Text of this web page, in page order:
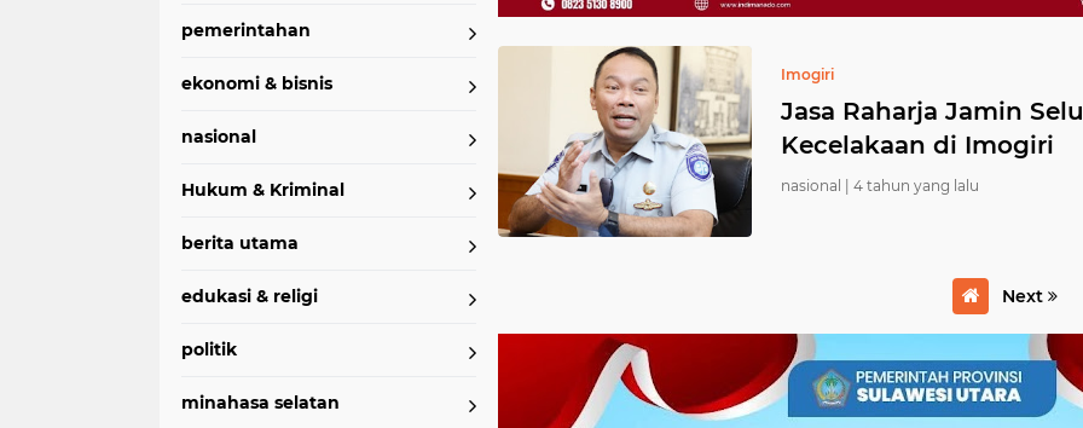
pemerintahan
ekonomi & bisnis
nasional
Hukum & Kriminal
berita utama
edukasi & religi
politik
minahasa selatan
Imogiri
Jasa Raharja Jamin
Kecelakaan di Imogiri
nasional | 4 tahun yang lalu
Next